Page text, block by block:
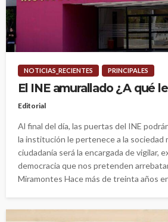
NOTICIAS_RECIENTES PRINCIPALES
El INE amurallado ¿A qué
Editorial
Al final del día, las puertas del INE
la institución le pertenece a la sociedad
ciudadanía será la encargada de vigilar,
democracia que nos pretenden
Miramontes Hace más de treinta años